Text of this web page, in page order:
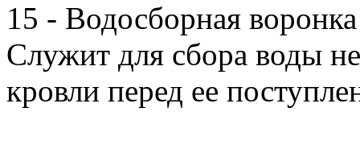
15 - Водосборная воронка
Служит для сбора воды
кровли перед ее